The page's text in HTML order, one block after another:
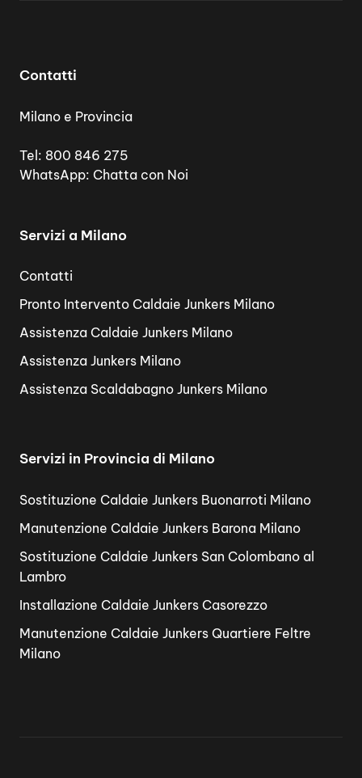
Contatti
Milano e Provincia
Tel: 800 846 275
WhatsApp: Chatta con Noi
Servizi a Milano
Contatti
Pronto Intervento Caldaie Junkers Milano
Assistenza Caldaie Junkers Milano
Assistenza Junkers Milano
Assistenza Scaldabagno Junkers Milano
Servizi in Provincia di Milano
Sostituzione Caldaie Junkers Buonarroti Milano
Manutenzione Caldaie Junkers Barona Milano
Sostituzione Caldaie Junkers San Colombano al
Lambro
Installazione Caldaie Junkers Casorezzo
Manutenzione Caldaie Junkers Quartiere Feltre
Milano